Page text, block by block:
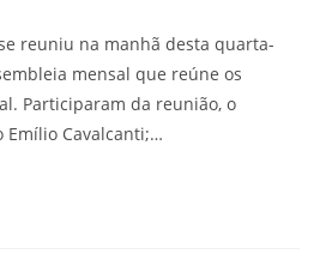
reuniu na manhã desta quarta-
mensal que reúne os
Participaram da reunião, o
Emílio Cavalcanti;…